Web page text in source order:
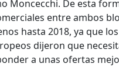
Moncecchi. De esta
entre ambos
hasta 2018, ya que los
dijeron que
a unas ofertas